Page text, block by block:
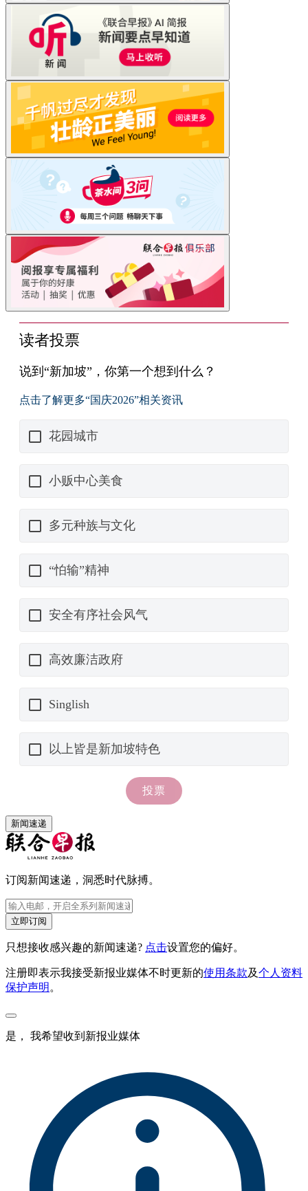
新闻速递
订阅新闻速递，洞悉时代脉搏。
立即订阅
只想接收感兴趣的新闻速递? 点击设置您的偏好。
注册即表示我接受新报业媒体不时更新的使用条款及个人资料
保护声明 。
是， 我希望收到新报业媒体